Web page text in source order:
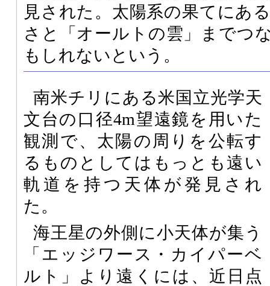
見された。太陽系の果てにあ
さと「オールトの雲」までつ
もしれないという。
南米チリにある米国立光学天
文台の口径4m望遠鏡を用いた
観測で、太陽の周りを公転す
るものとしてはもっとも遠い
軌道を持つ天体が発見され
た。
海王星の外側に小天体が集う
「エッジワース・カイパーベ
ルト」より遠くには、近日点